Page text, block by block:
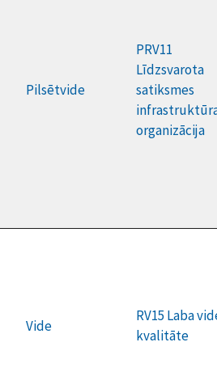
Pilsētvide
PRV11
Līdzsvarota
satiksmes
organizācija
Vide
RV15 Laba
kvalitāte